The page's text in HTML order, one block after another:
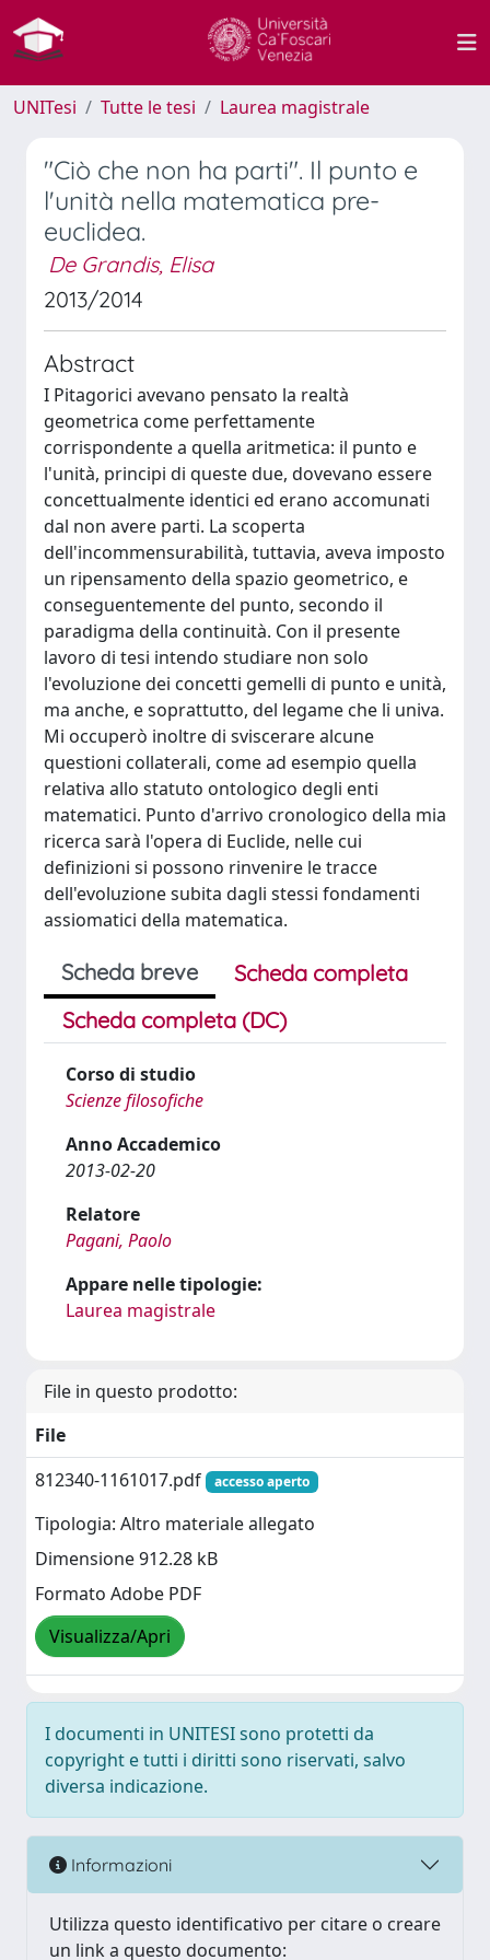
UNITesi Tutte le tesi Laurea magistrale
"Ciò che non ha parti". Il punto e
l'unità nella matematica pre-
euclidea.
De Grandis, Elisa
2013/2014
Abstract
I Pitagorici avevano pensato la realtà
geometrica come perfettamente
corrispondente a quella aritmetica: il punto e
l'unità, principi di queste due, dovevano essere
concettualmente identici ed erano accomunati
dal non avere parti. La scoperta
dell'incommensurabilità, tuttavia, aveva imposto
un ripensamento della spazio geometrico, e
conseguentemente del punto, secondo il
paradigma della continuità. Con il presente
lavoro di tesi intendo studiare non solo
l'evoluzione dei concetti gemelli di punto e unità,
ma anche, e soprattutto, del legame che li univa.
Mi occuperò inoltre di sviscerare alcune
questioni collaterali, come ad esempio quella
relativa allo statuto ontologico degli enti
matematici. Punto d'arrivo cronologico della mia
ricerca sarà l'opera di Euclide, nelle cui
definizioni si possono rinvenire le tracce
dell'evoluzione subita dagli stessi fondamenti
assiomatici della matematica.
Scheda breve
Scheda completa
Scheda completa (DC)
Corso di studio
Scienze filosofiche
Anno Accademico
2013-02-20
Relatore
Pagani, Paolo
Appare nelle tipologie:
Laurea magistrale
File in questo prodotto:
File
812340-1161017.pdf
accesso aperto
Tipologia: Altro materiale allegato
Dimensione 912.28 kB
Formato Adobe PDF
Visualizza/Apri
I documenti in UNITESI sono protetti da
copyright e tutti i diritti sono riservati, salvo
diversa indicazione.
Informazioni
Utilizza questo identificativo per citare o creare
un link a questo documento: